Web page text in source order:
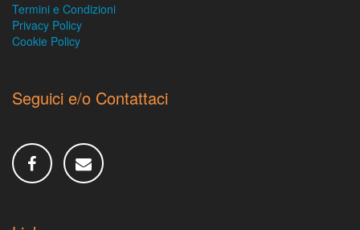
Termini e Condizioni
Privacy Policy
Cookie Policy
Seguici e/o Contattaci